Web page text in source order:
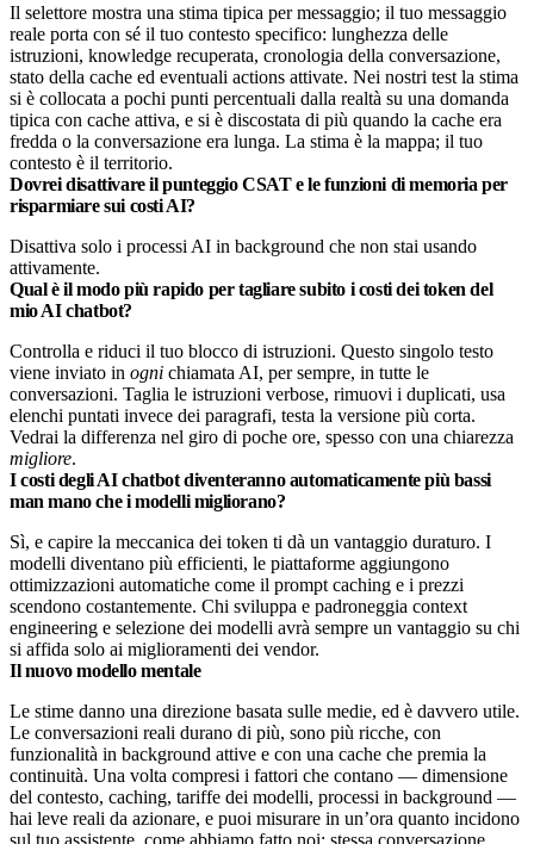
Il selettore mostra una stima tipica per messaggio; il tuo messaggio
reale porta con sé il tuo contesto specifico: lunghezza delle
istruzioni, knowledge recuperata, cronologia della conversazione,
stato della cache ed eventuali actions attivate. Nei nostri test la stima
si è collocata a pochi punti percentuali dalla realtà su una domanda
tipica con cache attiva, e si è discostata di più quando la cache era
fredda o la conversazione era lunga. La stima è la mappa; il tuo
contesto è il territorio.
Dovrei disattivare il punteggio CSAT e le funzioni di memoria per
risparmiare sui costi AI?
Disattiva solo i processi AI in background che non stai usando
attivamente.
Qual è il modo più rapido per tagliare subito i costi dei token del
mio AI chatbot?
Controlla e riduci il tuo blocco di istruzioni. Questo singolo testo
viene inviato in ogni chiamata AI, per sempre, in tutte le
conversazioni. Taglia le istruzioni verbose, rimuovi i duplicati, usa
elenchi puntati invece dei paragrafi, testa la versione più corta.
Vedrai la differenza nel giro di poche ore, spesso con una chiarezza
migliore.
I costi degli AI chatbot diventeranno automaticamente più bassi
man mano che i modelli migliorano?
Sì, e capire la meccanica dei token ti dà un vantaggio duraturo. I
modelli diventano più efficienti, le piattaforme aggiungono
ottimizzazioni automatiche come il prompt caching e i prezzi
scendono costantemente. Chi sviluppa e padroneggia context
engineering e selezione dei modelli avrà sempre un vantaggio su chi
si affida solo ai miglioramenti dei vendor.
Il nuovo modello mentale
Le stime danno una direzione basata sulle medie, ed è davvero utile.
Le conversazioni reali durano di più, sono più ricche, con
funzionalità in background attive e con una cache che premia la
continuità. Una volta compresi i fattori che contano — dimensione
del contesto, caching, tariffe dei modelli, processi in background —
hai leve reali da azionare, e puoi misurare in un’ora quanto incidono
sul tuo assistente, come abbiamo fatto noi: stessa conversazione,